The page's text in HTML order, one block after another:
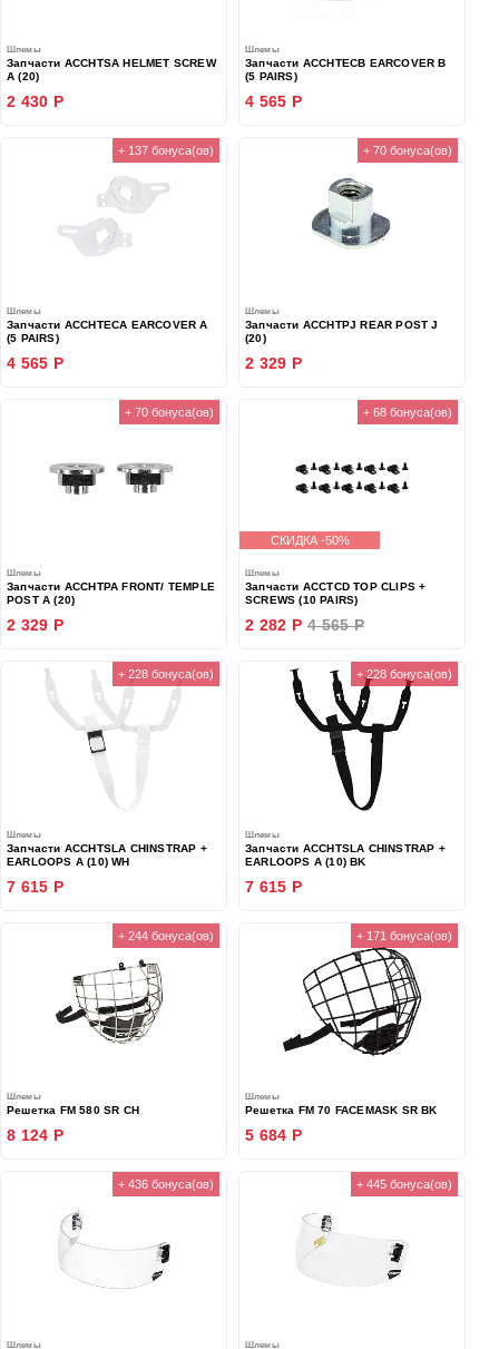
Шлемы
Запчасти ACCHTSA HELMET SCREW
A (20)
2 430 Р
Шлемы
Запчасти ACCHTECB EARCOVER B
(5 PAIRS)
4 565 Р
+ 137 бонуса(ов)
Шлемы
Запчасти ACCHTECA EARCOVER A
(5 PAIRS)
4 565 Р
+ 70 бонуса(ов)
Шлемы
Запчасти ACCHTPJ REAR POST J
(20)
2 329 Р
+ 70 бонуса(ов)
Шлемы
Запчасти ACCHTPA FRONT/ TEMPLE
POST A (20)
2 329 Р
СКИДКА -50%
+ 68 бонуса(ов)
Шлемы
Запчасти ACCTCD TOP CLIPS +
SCREWS (10 PAIRS)
2 282 Р 4 565 Р
+ 228 бонуса(ов)
Шлемы
Запчасти ACCHTSLA CHINSTRAP +
EARLOOPS A (10) WH
7 615 Р
+ 228 бонуса(ов)
Шлемы
Запчасти ACCHTSLA CHINSTRAP +
EARLOOPS A (10) BK
7 615 Р
+ 244 бонуса(ов)
Шлемы
Решетка FM 580 SR CH
8 124 Р
+ 171 бонуса(ов)
Шлемы
Решетка FM 70 FACEMASK SR BK
5 684 Р
+ 436 бонуса(ов)
Шлемы
+ 445 бонуса(ов)
Шлемы